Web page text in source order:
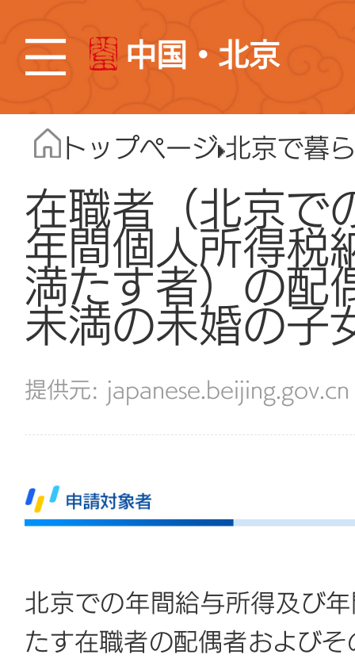
中国・北京
トップページ 北京で暮
在職者（北京で
年間個人所得税
満たす者）の配
未満の未婚の子
japanese.beijing.gov.cn
北京での年間給与所得及び
たす在職者の配偶者および